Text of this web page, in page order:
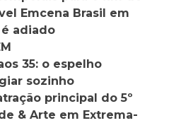
Emcena Brasil em
adiado
35: o espelho
sozinho
principal do 5º
& Arte em Extrema-